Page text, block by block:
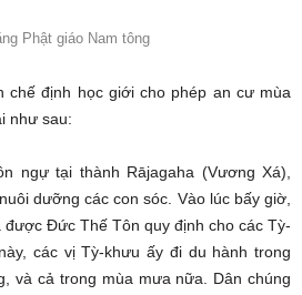
Phật giáo Nam tông
chế định học giới cho phép an cư mùa
như sau:
ngự tại thành Rājagaha (Vương Xá),
dưỡng các con sóc. Vào lúc bấy giờ,
Đức Thế Tôn quy định cho các Tỳ-
các vị Tỳ-khưu ấy đi du hành trong
và cả trong mùa mưa nữa. Dân chúng